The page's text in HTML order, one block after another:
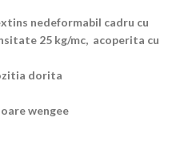
nedeformabil cadru cu
25 kg/mc, acoperita cu
dorita
wengee